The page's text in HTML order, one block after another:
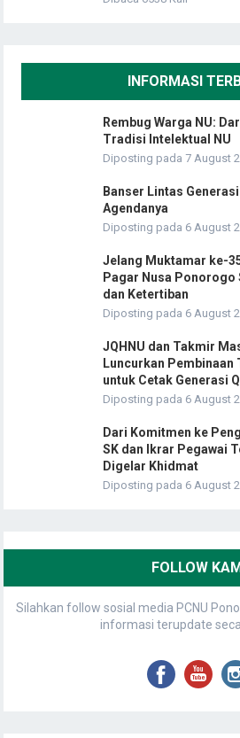
INFORMASI
Rembug Warga NU:
Tradisi Intelektual NU
Diposting pada 7 August
Banser Lintas
Agendanya
Diposting pada 6 August
Jelang Muktamar ke-
Pagar Nusa Ponorogo
dan Ketertiban
Diposting pada 6 August
JQHNU dan Takmir
Luncurkan Pembinaan
untuk Cetak Generasi
Diposting pada 6 August
Dari Komitmen ke
SK dan Ikrar Pegawai
Digelar Khidmat
Diposting pada 6 August
FOLLOW KAMI
Silahkan follow sosial media PCNU
informasi terupdate